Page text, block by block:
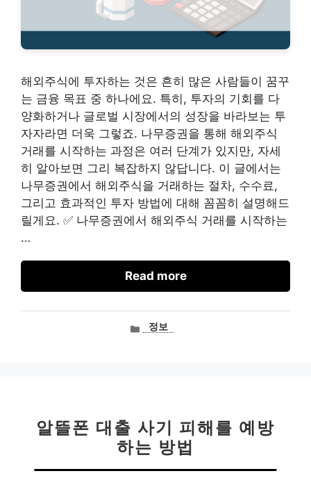
해외주식에 투자하는 것은 흔히 많은 사람들이 꿈꾸
는 금융 목표 중 하나에요. 특히, 투자의 기회를 다
양화하거나 글로벌 시장에서의 성장을 바라보는 투
자자라면 더욱 그렇죠. 나무증권을 통해 해외주식
거래를 시작하는 과정은 여러 단계가 있지만, 자세
히 알아보면 그리 복잡하지 않답니다. 이 글에서는
나무증권에서 해외주식을 거래하는 절차, 수수료,
그리고 효과적인 투자 방법에 대해 꼼꼼히 설명해드
릴게요. ✅ 나무증권에서 해외주식 거래를 시작하는
…
Read more
카정보
알뜰폰 대출 사기 피해를 예방
하는 방법